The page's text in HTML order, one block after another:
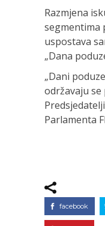
Razmjena
segmentima
uspostava
„Dana
„Dani
održavaju
Parlamenta
facebook